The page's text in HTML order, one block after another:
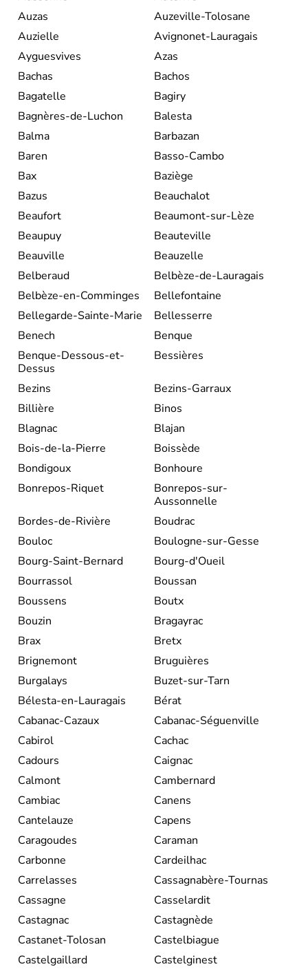
Auzas
Auzeville-Tolosane
Auzielle
Avignonet-Lauragais
Ayguesvives
Azas
Bachas
Bachos
Bagatelle
Bagiry
Bagnères-de-Luchon
Balesta
Balma
Barbazan
Baren
Basso-Cambo
Bax
Baziège
Bazus
Beauchalot
Beaufort
Beaumont-sur-Lèze
Beaupuy
Beauteville
Beauville
Beauzelle
Belberaud
Belbèze-de-Lauragais
Belbèze-en-Comminges
Bellefontaine
Bellegarde-Sainte-Marie
Bellesserre
Benech
Benque
Benque-Dessous-et-
Dessus
Bessières
Bezins
Bezins-Garraux
Billière
Binos
Blagnac
Blajan
Bois-de-la-Pierre
Boissède
Bondigoux
Bonhoure
Bonrepos-Riquet
Bonrepos-sur-
Aussonnelle
Bordes-de-Rivière
Boudrac
Bouloc
Boulogne-sur-Gesse
Bourg-Saint-Bernard
Bourg-d'Oueil
Bourrassol
Boussan
Boussens
Boutx
Bouzin
Bragayrac
Brax
Bretx
Brignemont
Bruguières
Burgalays
Buzet-sur-Tarn
Bélesta-en-Lauragais
Bérat
Cabanac-Cazaux
Cabanac-Séguenville
Cabirol
Cachac
Cadours
Caignac
Calmont
Cambernard
Cambiac
Canens
Cantelauze
Capens
Caragoudes
Caraman
Carbonne
Cardeilhac
Carrelasses
Cassagnabère-Tournas
Cassagne
Casselardit
Castagnac
Castagnède
Castanet-Tolosan
Castelbiague
Castelgaillard
Castelginest